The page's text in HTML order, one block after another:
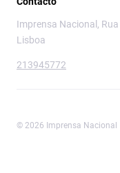
Imprensa Nacional,
Lisboa
213945772
© 2026 Imprensa Nacional